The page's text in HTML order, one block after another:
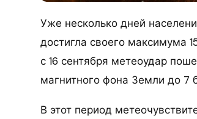
Уже несколько дней
достигла своего максимума
с 16 сентября метеоудар
магнитного фона Земли до 7
В этот период